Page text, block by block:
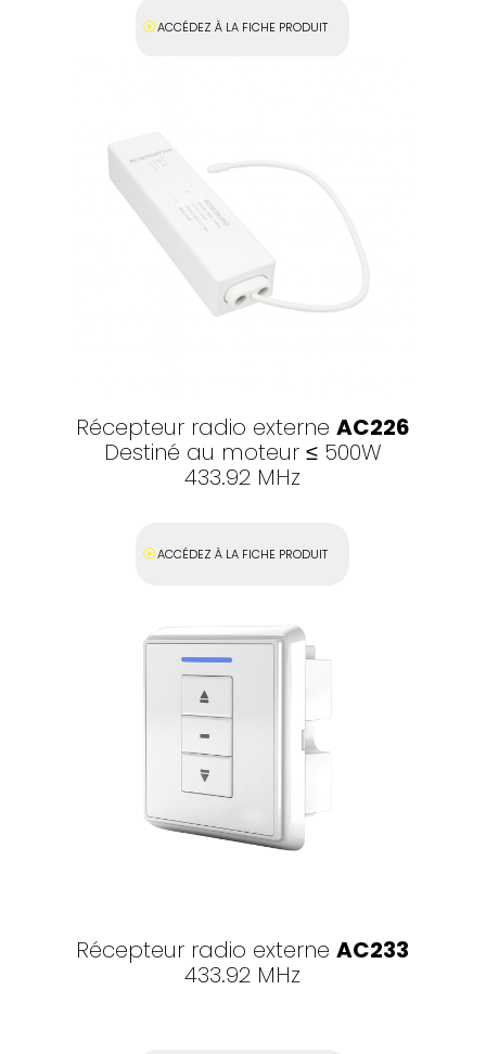
ACCÉDEZ À LA FICHE PRODUIT
Récepteur radio externe AC226
Destiné au moteur ≤ 500W
433.92 MHz
ACCÉDEZ À LA FICHE PRODUIT
Récepteur radio externeAC233
433.92 MHz